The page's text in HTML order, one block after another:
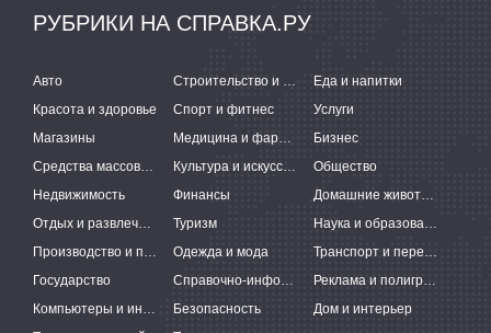
РУБРИКИ НА СПРАВКА.РУ
Авто Строительство и ремонт
Еда и напитки
Красота и здоровье
Спорт и фитнес
Услуги
Магазины
Медицина и фармацевтика
Бизнес
Средства массовой информации
Культура и искусство
Общество
Недвижимость
Финансы
Домашние животные
Отдых и развлечения
Туризм
Наука и образование
Производство и поставки
Одежда и мода
Транспорт и перевозки
Государство
Справочно-информационные системы
Реклама и полиграфия
Компьютеры и интернет
Безопасность
Дом и интерьер